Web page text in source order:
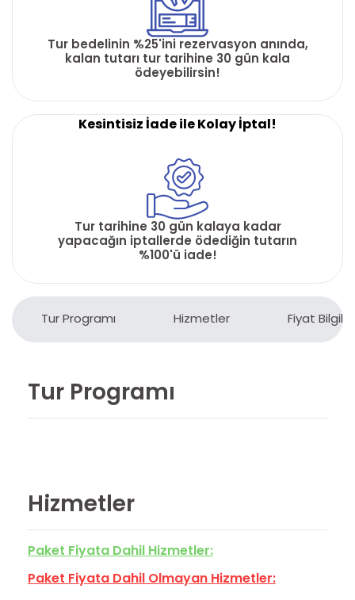
Tur bedelinin %25'ini rezervasyon anında,
kalan tutarı tur tarihine 30 gün kala
ödeyebilirsin!
Kesintisiz İade ile Kolay İptal!
Tur tarihine 30 gün kalaya kadar
yapacağın iptallerde ödediğin tutarın
%100'ü iade!
Tur Programı Hizmetler Fiyat
Tur Programı
Hizmetler
Paket Fiyata Dahil Hizmetler:
Paket Fiyata Dahil Olmayan Hizmetler: